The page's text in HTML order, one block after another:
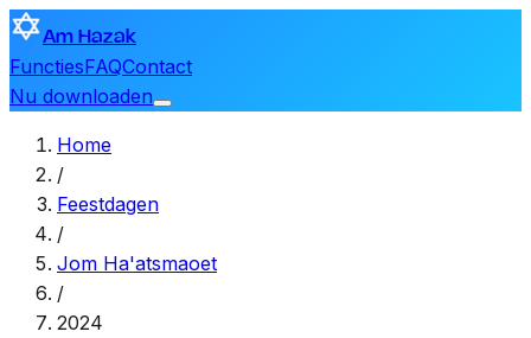
Am Hazak
FunctiesFAQContact
Nu downloaden
Home
/
Feestdagen
/
Jom Ha'atsmaoet
/
2024